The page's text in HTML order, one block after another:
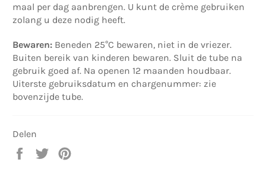
maal per dag aanbrengen. U kunt de crème gebruiken
zolang u deze nodig heeft.
Bewaren: Beneden 25°C bewaren, niet in de vriezer.
Buiten bereik van kinderen bewaren. Sluit de tube na
gebruik goed af. Na openen 12 maanden houdbaar.
Uiterste gebruiksdatum en chargenummer: zie
bovenzijde tube.
Delen
Delen
Twitteren